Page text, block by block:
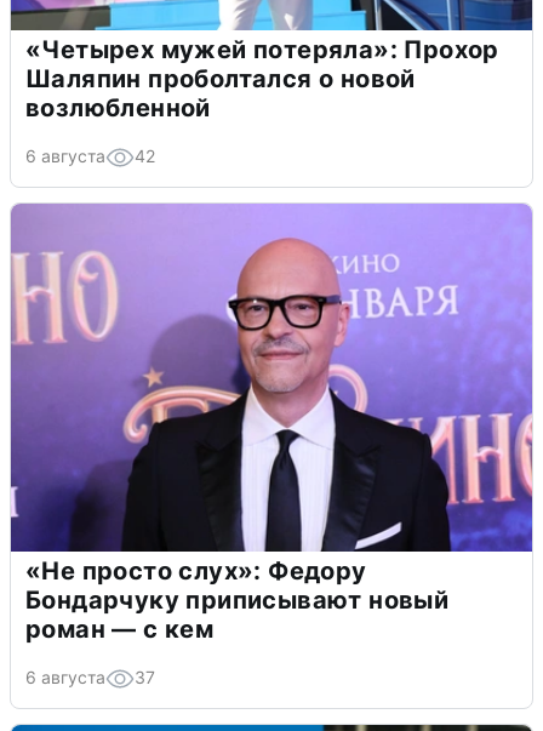
«Четырех мужей потеряла»: Прохор
Шаляпин проболтался о новой
возлюбленной
6 августа 42
«Не просто слух»: Федору
Бондарчуку приписывают новый
роман — с кем
6 августа 37